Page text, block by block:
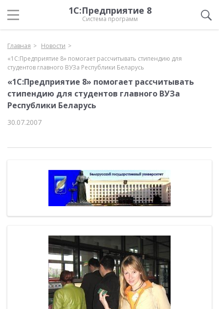
1С:Предприятие 8
Система программ
Главная
Новости
«1С:Предприятие 8» помогает рассчитывать стипендию для
студентов главного ВУЗа Республики Беларусь
«1С:Предприятие 8» помогает рассчитывать
стипендию для студентов главного ВУЗа
Республики Беларусь
30.07.2007